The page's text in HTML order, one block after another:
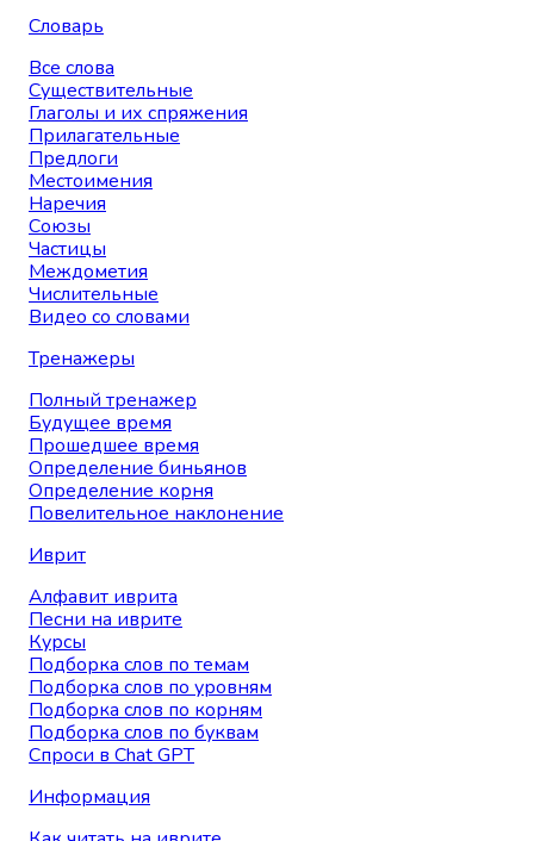
Словарь
Все слова
Существительные
Глаголы и их спряжения
Прилагательные
Предлоги
Местоимения
Наречия
Союзы
Частицы
Междометия
Числительные
Видео со словами
Тренажеры
Полный тренажер
Будущее время
Прошедшее время
Определение биньянов
Определение корня
Повелительное наклонение
Иврит
Алфавит иврита
Песни на иврите
Курсы
Подборка слов по темам
Подборка слов по уровням
Подборка слов по корням
Подборка слов по буквам
Спроси в Chat GPT
Информация